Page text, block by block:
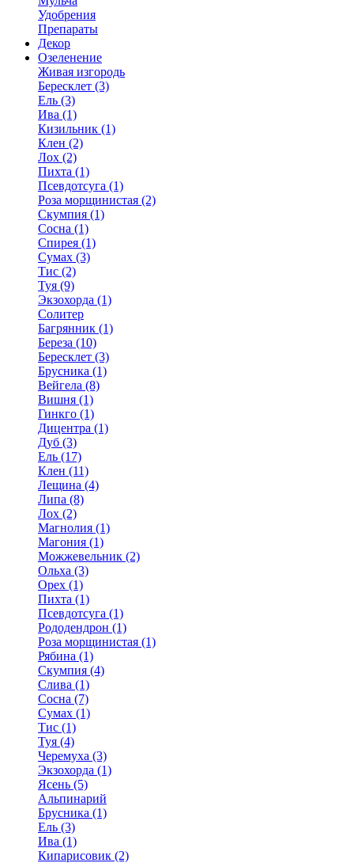
Удобрения
Препараты
Декор
Озеленение
Живая изгородь
Бересклет (3)
Ель (3)
Ива (1)
Кизильник (1)
Клен (2)
Лох (2)
Пихта (1)
Псевдотсуга (1)
Роза морщинистая (2)
Скумпия (1)
Сосна (1)
Спирея (1)
Сумах (3)
Тис (2)
Туя (9)
Экзохорда (1)
Солитер
Багрянник (1)
Береза (10)
Бересклет (3)
Брусника (1)
Вейгела (8)
Вишня (1)
Гинкго (1)
Дицентра (1)
Дуб (3)
Ель (17)
Клен (11)
Лещина (4)
Липа (8)
Лох (2)
Магнолия (1)
Магония (1)
Можжевельник (2)
Ольха (3)
Орех (1)
Пихта (1)
Псевдотсуга (1)
Рододендрон (1)
Роза морщинистая (1)
Рябина (1)
Скумпия (4)
Слива (1)
Сосна (7)
Сумах (1)
Тис (1)
Туя (4)
Черемуха (3)
Экзохорда (1)
Ясень (5)
Альпинарий
Брусника (1)
Ель (3)
Ива (1)
Кипарисовик (2)